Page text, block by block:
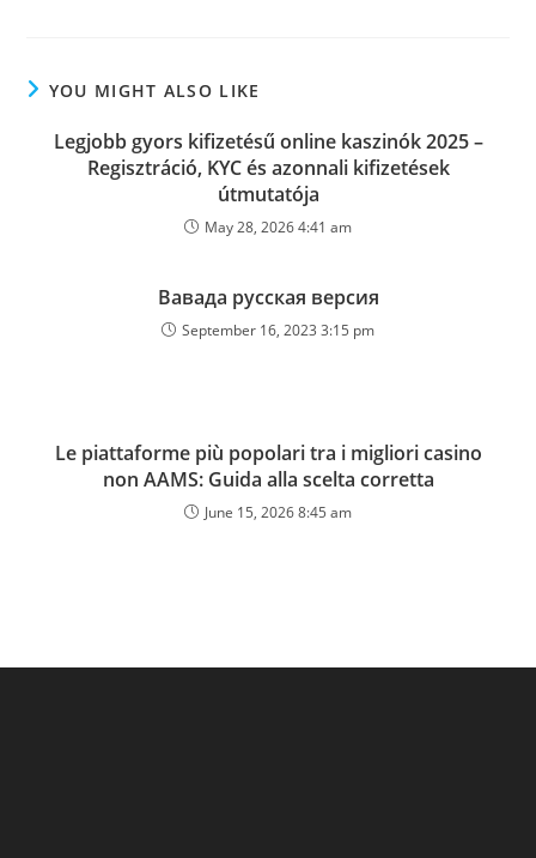
YOU MIGHT ALSO LIKE
Legjobb gyors kifizetésű online kaszinók 2025 –
Regisztráció, KYC és azonnali kifizetések
útmutatója
May 28, 2026 4:41 am
Вавада русская версия
September 16, 2023 3:15 pm
Le piattaforme più popolari tra i migliori casino
non AAMS: Guida alla scelta corretta
June 15, 2026 8:45 am